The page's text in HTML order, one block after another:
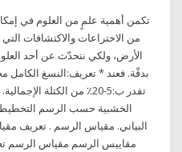
تكمن أهمية علمٍ من العلوم في
من الاختراعات والاكتشافات
الأرض، ولكي نتحدّث عن أحد
بدقّة. فعند * تعريف:النسغ الكامل
تقدر ب:5-20٪ من الكتلة
البياني. مقياس الرسم . تعريف
مقاييس الرسم مقياس الرسم